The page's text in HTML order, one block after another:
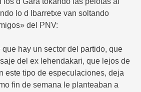
lo d Ibarretxe van soltando
del PNV:
hay un sector del partido, que
del ex lehendakari, que lejos de
este tipo de especulaciones, deja
fin de semana le planteaban a